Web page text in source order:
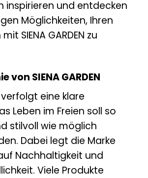
inspirieren und entdecken
Möglichkeiten, Ihren
SIENA GARDEN zu
von SIENA GARDEN
verfolgt eine klare
Leben im Freien soll so
stilvoll wie möglich
Dabei legt die Marke
Nachhaltigkeit und
Viele Produkte